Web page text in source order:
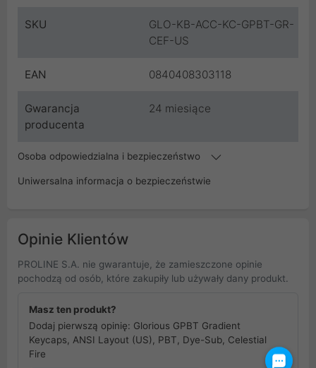
SKU
GLO-KB-ACC-KC-GPBT-GR-
CEF-US
EAN 0840408303118
Gwarancja
producenta
24 miesiące
Osoba odpowiedzialna i bezpieczeństwo
Uniwersalna informacja o bezpieczeństwie
Opinie Klientów
PROLINE S.A. nie gwarantuje, że zamieszczone opinie
pochodzą od osób, które zakupiły lub używały dany produkt.
Masz ten produkt?
Dodaj pierwszą opinię: Glorious GPBT Gradient
Keycaps, ANSI Layout (US), PBT, Dye-Sub, Celestial
Fire